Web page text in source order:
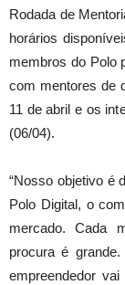
Rodada de
horários
membros do Polo
com mentores de
11 de abril e os
(06/04).
“Nosso objetivo é
Polo Digital, o
mercado. Cada
procura é
empreendedor